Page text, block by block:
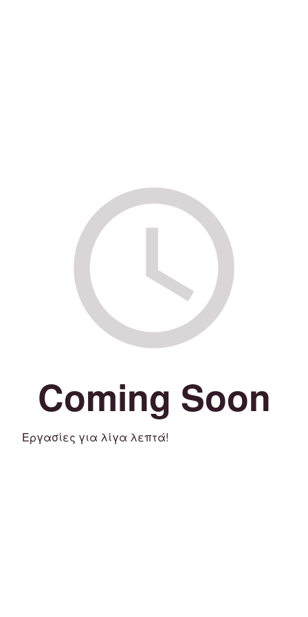
Coming Soon
Εργασίες για λίγα λεπτά!